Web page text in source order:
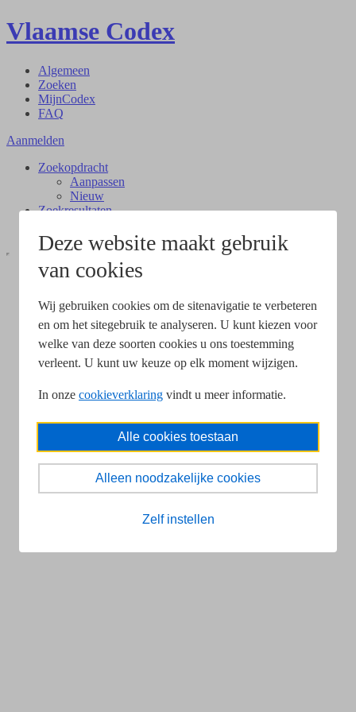
Deze website maakt gebruik
van cookies
Wij gebruiken cookies om de sitenavigatie te verbeteren
en om het sitegebruik te analyseren. U kunt kiezen voor
welke van deze soorten cookies u ons toestemming
verleent. U kunt uw keuze op elk moment wijzigen.
In onze cookieverklaring vindt u meer informatie.
Alle cookies toestaan
Alleen noodzakelijke cookies
Zelf instellen
Vlaamse Codex
Algemeen
Zoeken
MijnCodex
FAQ
Aanmelden
Zoekopdracht
Aanpassen
Nieuw
Zoekresultaten